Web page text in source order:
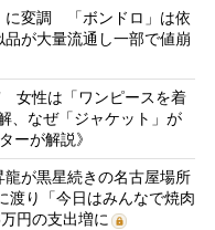
に変調 「ボンドロ」は依
が大量流通し一部で値崩
女性は「ワンピースを着
、なぜ「ジャケット」が
ーが解説》
龍が黒星続きの名古屋場所
渡り「今日はみんなで焼肉
円の支出増に